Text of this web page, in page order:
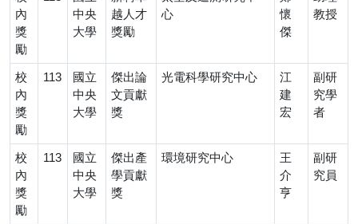
內
獎
勵
中央
大學
越人才
獎勵
心
懷
傑
教授
校
內
獎
勵
113
國立
中央
大學
傑出論
文貢獻
獎
光電科學研究中心
江
建
宏
副研
究學
者
校
內
獎
勵
113
國立
中央
大學
傑出產
學貢獻
獎
環境研究中心
王
介
亨
副研
究員